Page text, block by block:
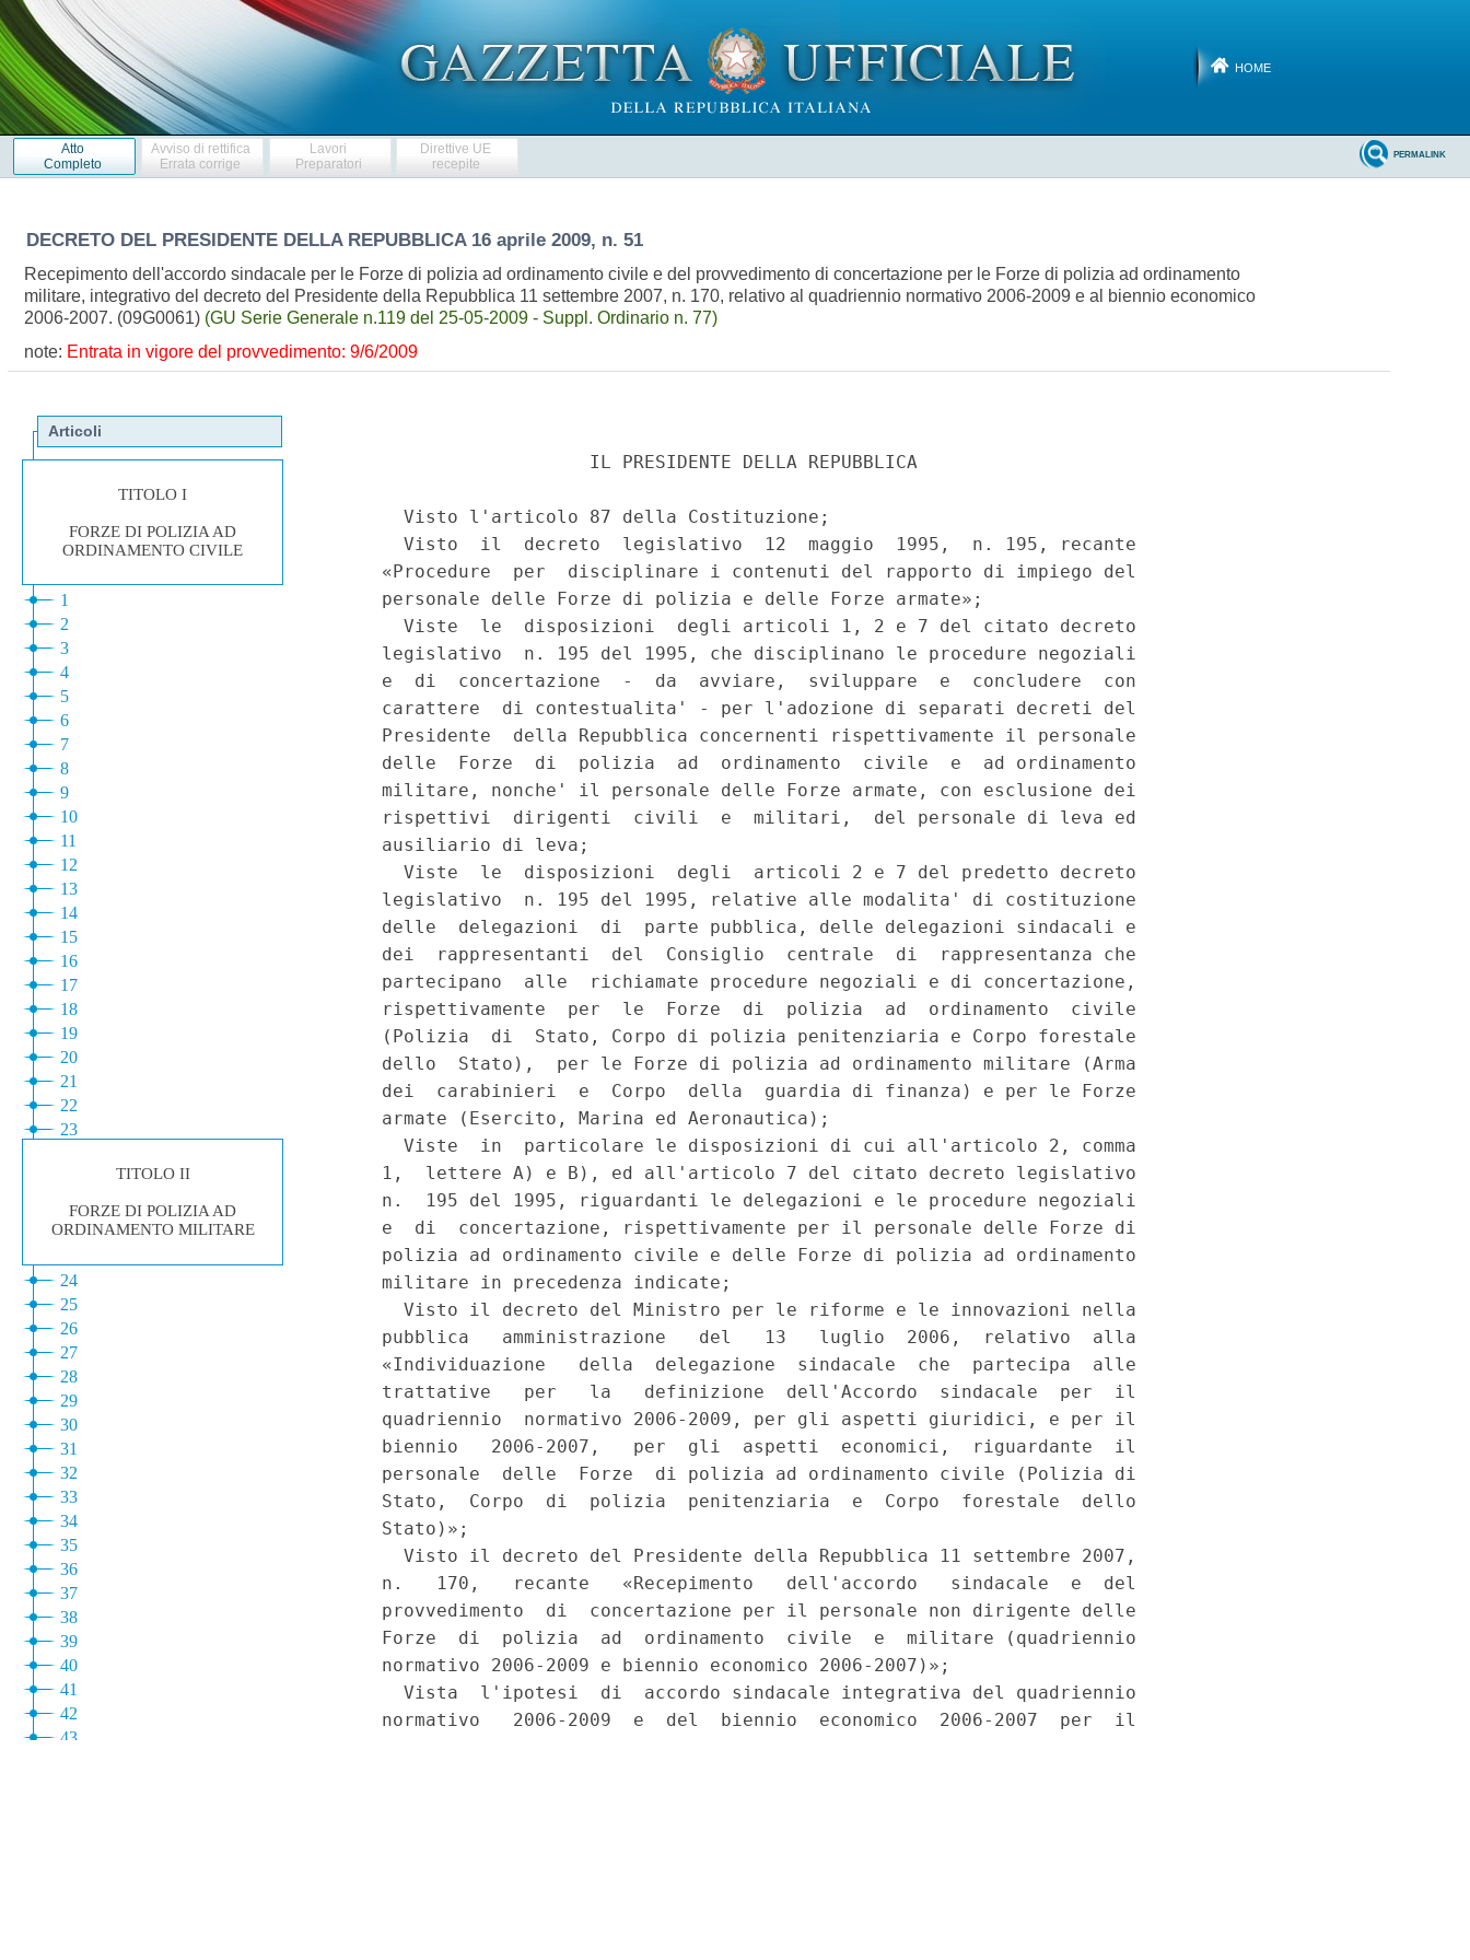
HOME
Atto
Completo
Avviso di rettifica
Errata corrige
Lavori
Preparatori
Direttive UE
recepite
PERMALINK
DECRETO DEL PRESIDENTE DELLA REPUBBLICA 16 aprile 2009, n. 51
Recepimento dell'accordo sindacale per le Forze di polizia ad ordinamento civile e del provvedimento di concertazione per le Forze di polizia ad ordinamento
militare, integrativo del decreto del Presidente della Repubblica 11 settembre 2007, n. 170, relativo al quadriennio normativo 2006-2009 e al biennio economico
2006-2007. (09G0061) (GU Serie Generale n.119 del 25-05-2009 - Suppl. Ordinario n. 77)
note: Entrata in vigore del provvedimento: 9/6/2009